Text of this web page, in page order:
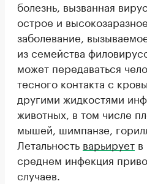
болезнь, вызванная
острое и
заболевание,
из семейства
может передаваться
тесного контакта с
другими жидкостями
животных, в том числе
мышей, шимпанзе,
Летальность варьирует
среднем инфекция
случаев.